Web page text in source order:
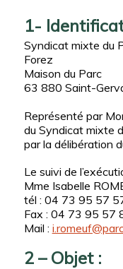
1-
Syndicat mixte du
Forez
Maison du Parc
63 880 Saint-
Représenté par
du Syndicat mixte
par la délibération
Le suivi de
Mme Isabelle
tél : 04 73 95 57
Fax : 04 73 95 57
Mail :
2 – Objet :